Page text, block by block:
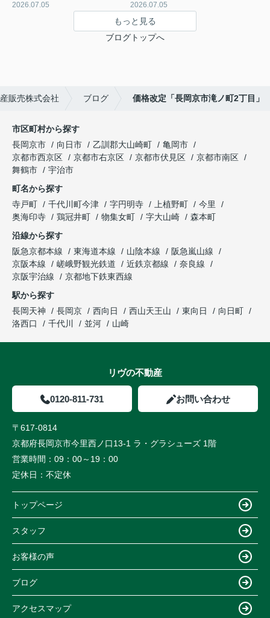
2026.07.05 2026.07.05
もっと見る
ブログトップへ
販売株式会社 ブログ 価格改定「長岡京市滝ノ町2丁目」
市区町村から探す
長岡京市
向日市 乙訓郡大山崎町
亀岡市
京都市西京区
京都市右京区 京都市伏見区
京都市南区
舞鶴市
宇治市
町名から探す
寺戸町
千代川町今津 字円明寺 上植野町
今里
奥海印寺
鶏冠井町 物集女町 字大山崎
森本町
沿線から探す
阪急京都本線
東海道本線 山陰本線
阪急嵐山線
京阪本線
嵯峨野観光鉄道 近鉄京都線
奈良線
京阪宇治線
京都地下鉄東西線
駅から探す
長岡天神
長岡京 西向日 西山天王山 東向日
向日町
洛西口
千代川 並河 山崎
リヴの不動産
0120-811-731 お問い合わせ
〒617-0814
京都府長岡京市今里西ノ口13-1 ラ・グラシューズ 1階
営業時間： 09：00～19：00
定休日： 不定休
トップページ
スタッフ
お客様の声
ブログ
アクセスマップ